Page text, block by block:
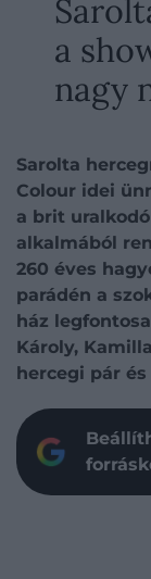
a
nagy
Sarolta
Colour idei
a brit
alkalmából
260 éves
parádén a
ház
Károly,
hercegi pár